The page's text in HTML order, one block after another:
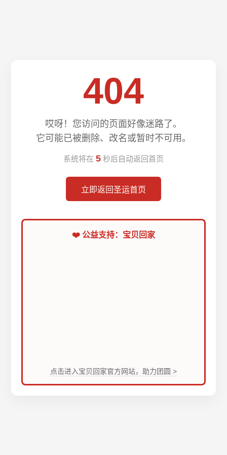
404
哎呀！您访问的页面好像迷路了。
它可能已被删除、改名或暂时不可用。
系统将在 5 秒后自动返回首页
立即返回圣运首页
❤️ 公益支持：宝贝回家
点击进入宝贝回家官方网站，助力团圆 >